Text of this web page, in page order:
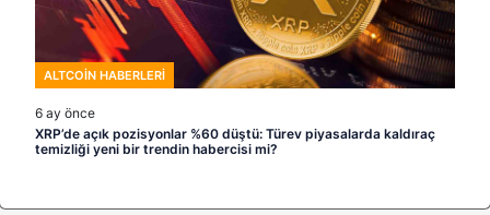
ALTCOIN HABERLERI
6 ay önce
XRP’de açık pozisyonlar %60 düştü: Türev piyasalarda kaldıraç
temizliği yeni bir trendin habercisi mi?